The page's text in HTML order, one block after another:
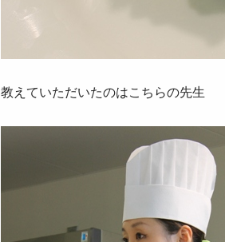
教えていただいたのはこちらの先生